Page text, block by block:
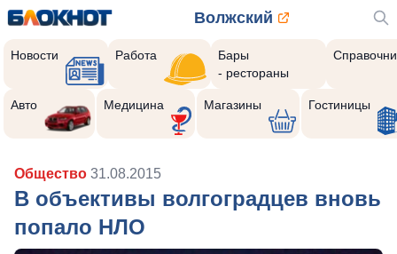
Волжский
Новости Работа
Бары
- рестораны
Авто Медицина Магазины Гостиницы
Общество 31.08.2015
В объективы волгоградцев вновь
попало НЛО